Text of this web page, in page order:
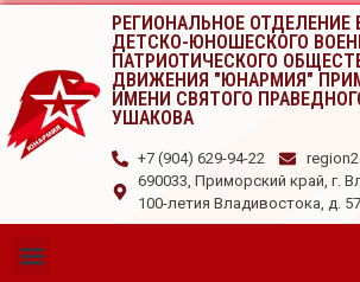
РЕГИОНАЛЬНОЕ ОТДЕЛЕНИЕ
ДЕТСКО-ЮНОШЕСКОГО
ПАТРИОТИЧЕСКОГО
ДВИЖЕНИЯ "ЮНАРМИЯ"
ИМЕНИ СВЯТОГО
УШАКОВА
+7 (904) 629-94-22
690033, Приморский край, г.
100-летия Владивостока, д.